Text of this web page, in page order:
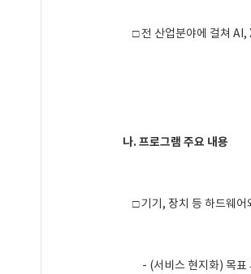
□ 전 산업분야에 걸쳐 AI,
나. 프로그램 주요 내용
□ 기기, 장치 등 하드웨어
- (서비스 현지화) 목표